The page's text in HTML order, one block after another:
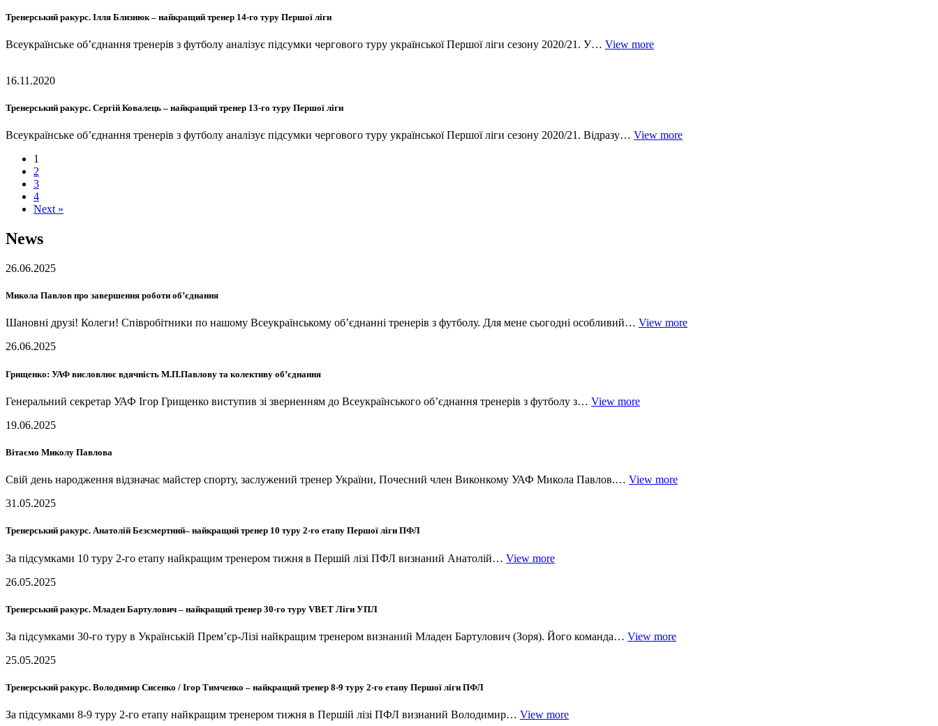
Тренерський ракурс. Ілля Близнюк – найкращий тренер 14-го туру Першої ліги
Всеукраїнське об’єднання тренерів з футболу аналізує підсумки чергового туру української Першої ліги сезону 2020/21. У… View more
16.11.2020
Тренерський ракурс. Сергій Ковалець – найкращий тренер 13-го туру Першої ліги
Всеукраїнське об’єднання тренерів з футболу аналізує підсумки чергового туру української Першої ліги сезону 2020/21. Відразу… View more
1
2
3
4
Next »
News
26.06.2025
Микола Павлов про завершення роботи об’єднання
Шановні друзі! Колеги! Співробітники по нашому Всеукраїнському об’єднанні тренерів з футболу. Для мене сьогодні особливий… View more
26.06.2025
Грищенко: УАФ висловлює вдячність М.П.Павлову та колективу об’єднання
Генеральний секретар УАФ Ігор Грищенко виступив зі зверненням до Всеукраїнського об’єднання тренерів з футболу з… View more
19.06.2025
Вітаємо Миколу Павлова
Свій день народження відзначає майстер спорту, заслужений тренер України, Почесний член Виконкому УАФ Микола Павлов.… View more
31.05.2025
Тренерський ракурс. Анатолій Безсмертний– найкращий тренер 10 туру 2-го етапу Першої ліги ПФЛ
За підсумками 10 туру 2-го етапу найкращим тренером тижня в Першій лізі ПФЛ визнаний Анатолій… View more
26.05.2025
Тренерський ракурс. Младен Бартулович – найкращий тренер 30-го туру VBET Ліги УПЛ
За підсумками 30-го туру в Українській Прем’єр-Лізі найкращим тренером визнаний Младен Бартулович (Зоря). Його команда… View more
25.05.2025
Тренерський ракурс. Володимир Сисенко / Ігор Тимченко – найкращий тренер 8-9 туру 2-го етапу Першої ліги ПФЛ
За підсумками 8-9 туру 2-го етапу найкращим тренером тижня в Першій лізі ПФЛ визнаний Володимир… View more